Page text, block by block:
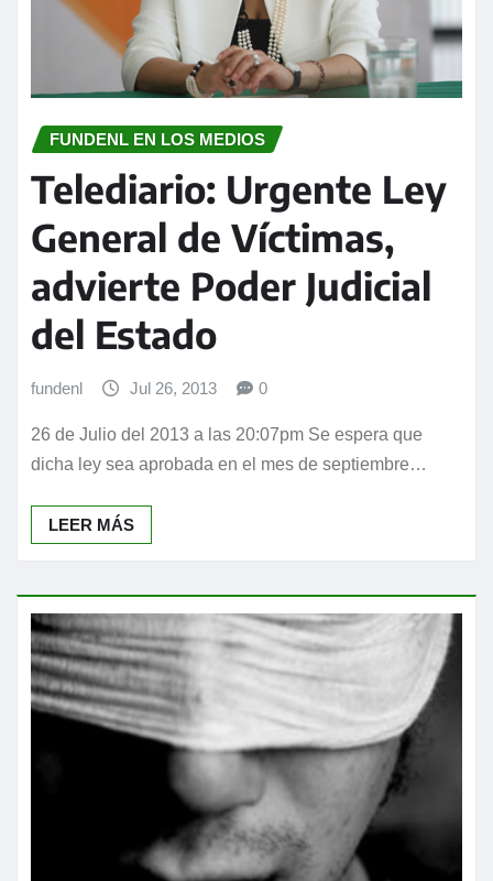
FUNDENL EN LOS MEDIOS
Telediario: Urgente Ley
General de Víctimas,
advierte Poder Judicial
del Estado
fundenl Jul 26, 2013 0
26 de Julio del 2013 a las 20:07pm Se espera que
dicha ley sea aprobada en el mes de septiembre…
LEER MÁS